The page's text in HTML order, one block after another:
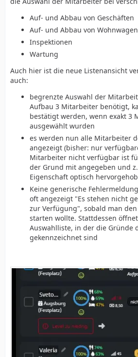
Auf- und Abbau von Geschäften
Auf- und Abbau von Wohnwagen
Inspektionen
Wartung
Auch hier ist die neue Listenansicht
auch:
begrenzte Auswahl der
Aufbau 3 Mitarbeiter benötigt,
bestätigt werden, wenn exakt 3
ausgewählt wurden
es werden nun alle Mitarbeiter
angezeigt (bisher: nur
Mitarbeiter nicht verfügbar ist
der Grund mit angegeben und
Eigenschaft optisch
Keine generische
oft angezeigt "Es stehen nicht
zur Verfügung", sobald man
starten wollte. Stattdessen
Auswahlliste, in der die Gründe
gekennzeichnet sind